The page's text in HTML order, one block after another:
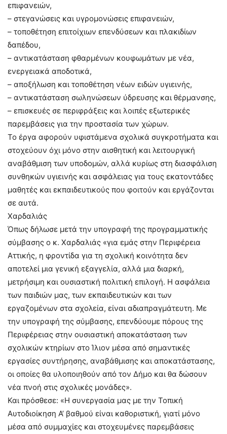
επιφανειών,
– στεγανώσεις και υγρομονώσεις επιφανειών,
– τοποθέτηση επιτοίχιων επενδύσεων και πλακιδίων
δαπέδου,
– αντικατάσταση φθαρμένων κουφωμάτων με νέα,
ενεργειακά αποδοτικά,
– αποξήλωση και τοποθέτηση νέων ειδών υγιεινής,
– αντικατάσταση σωληνώσεων ύδρευσης και θέρμανσης,
– επισκευές σε περιφράξεις και λοιπές εξωτερικές
παρεμβάσεις για την προστασία των χώρων.
Το έργα αφορούν υφιστάμενα σχολικά συγκροτήματα και
στοχεύουν όχι μόνο στην αισθητική και λειτουργική
αναβάθμιση των υποδομών, αλλά κυρίως στη διασφάλιση
συνθηκών υγιεινής και ασφάλειας για τους εκατοντάδες
μαθητές και εκπαιδευτικούς που φοιτούν και εργάζονται
σε αυτά.
Χαρδαλιάς
Όπως δήλωσε μετά την υπογραφή της προγραμματικής
σύμβασης ο κ. Χαρδαλιάς «για εμάς στην Περιφέρεια
Αττικής, η φροντίδα για τη σχολική κοινότητα δεν
αποτελεί μια γενική εξαγγελία, αλλά μια διαρκή,
μετρήσιμη και ουσιαστική πολιτική επιλογή. Η ασφάλεια
των παιδιών μας, των εκπαιδευτικών και των
εργαζομένων στα σχολεία, είναι αδιαπραγμάτευτη. Με
την υπογραφή της σύμβασης, επενδύουμε πόρους της
Περιφέρειας στην ουσιαστική αποκατάσταση των
σχολικών κτηρίων στο Ίλιον μέσα από σημαντικές
εργασίες συντήρησης, αναβάθμισης και αποκατάστασης,
οι οποίες θα υλοποιηθούν από τον Δήμο και θα δώσουν
νέα πνοή στις σχολικές μονάδες».
Και πρόσθεσε: «Η συνεργασία μας με την Τοπική
Αυτοδιοίκηση Α’ βαθμού είναι καθοριστική, γιατί μόνο
μέσα από συμμαχίες και στοχευμένες παρεμβάσεις